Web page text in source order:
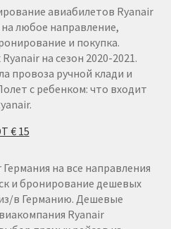
авиабилетов Ryanair
любое направление,
и покупка.
на сезон 2020-2021.
провоза ручной клади и
с ребенком: что входит
€ 15
на все направления
и бронирование дешевых
в Германию. Дешевые
Ryanair